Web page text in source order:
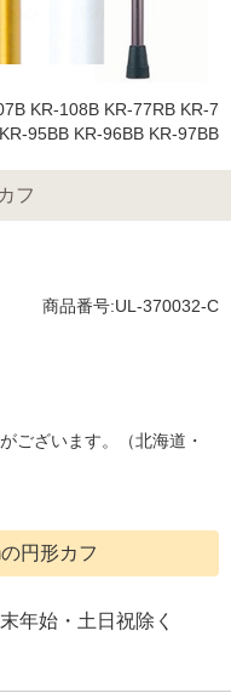
KR-108B KR-77RB KR-7
95BB KR-96BB KR-97BB
フ
商品番号:UL-370032-C
ございます。（北海道・
円形カフ
年始・土日祝除く